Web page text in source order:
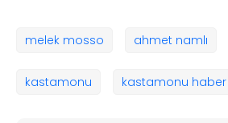
melek mosso ahmet namlı
kastamonu kastamonu haber